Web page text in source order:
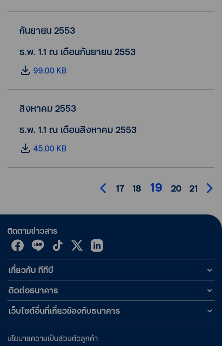
กันยายน 2553
ธ.พ. 1.1 ณ เดือนกันยายน 2553
99.00 KB
สิงหาคม 2553
ธ.พ. 1.1 ณ เดือนสิงหาคม 2553
45.00 KB
17 18 19 20 21
ติดตามข่าวสาร
เกี่ยวกับ ทีทีบี
ติดต่อธนาคาร
เว็บไซต์อื่นที่เกี่ยวข้องกับธนาคาร
นโยบายความเป็นส่วนตัวลูกค้า